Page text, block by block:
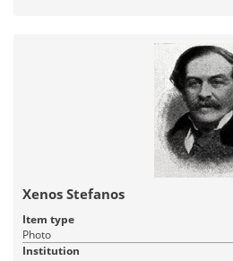
Xenos Stefanos
Item type
Photo
Institution